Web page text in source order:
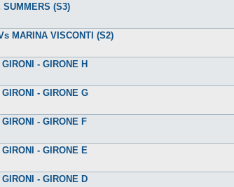
(S3)
MARINA VISCONTI (S2)
- GIRONE H
- GIRONE G
- GIRONE F
- GIRONE E
- GIRONE D